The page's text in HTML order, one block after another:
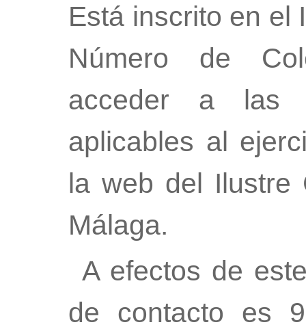
Está inscrito en el
Número de
acceder a las
aplicables al
la web del Ilustre
Málaga.
A efectos de
de contacto es